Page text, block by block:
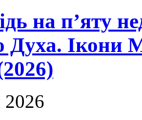
на п’яту
Духа. Ікони
2026